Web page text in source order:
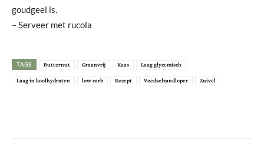
goudgeel is.
– Serveer met rucola
TAGS Butternut Graanvrij Kaas Laag glycemisch
Laag in koolhydraten low carb Recept Voedselzandloper Zuivel